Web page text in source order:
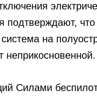
подтверждают, что
система на
неприкосновенной.
Силами